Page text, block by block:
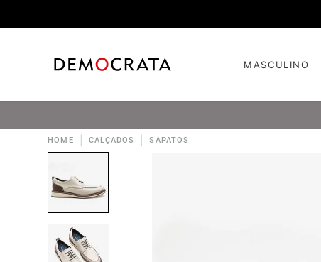
MASCULINO
HOME CALÇADOS SAPATOS